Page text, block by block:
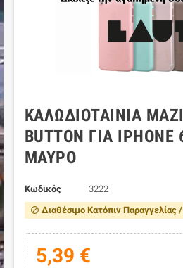
ΚΑΛΩΔΙΟΤΑΙΝΊΑ
BUTTON ΓΙΑ IPHONE
ΜΑΎΡΟ
Κωδικός 3222
block Διαθέσιμο Κατόπιν Παραγγελίας
5,39 €